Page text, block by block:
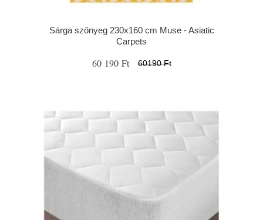
Sárga szőnyeg 230x160 cm Muse - Asiatic
Carpets
60 190 Ft 60190 Ft